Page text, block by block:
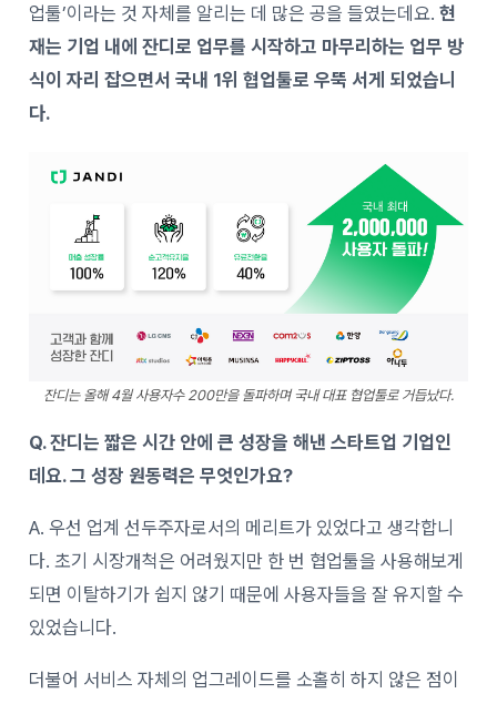
업툴’이라는 것 자체를 알리는 데 많은 공을 들였는데요.현
재는 기업 내에 잔디로 업무를 시작하고 마무리하는 업무 방
식이 자리 잡으면서 국내 1위 협업툴로 우뚝 서게 되었습니
다.
잔디는 올해 4월 사용자수 200만을 돌파하며 국내 대표 협업툴로 거듭났다.
Q. 잔디는 짧은 시간 안에 큰 성장을 해낸 스타트업 기업인
데요. 그 성장 원동력은 무엇인가요?
A. 우선 업계 선두주자로서의 메리트가 있었다고 생각합니
다. 초기 시장개척은 어려웠지만 한 번 협업툴을 사용해보게
되면 이탈하기가 쉽지 않기 때문에 사용자들을 잘 유지할 수
있었습니다.
더불어 서비스 자체의 업그레이드를 소홀히 하지 않은 점이